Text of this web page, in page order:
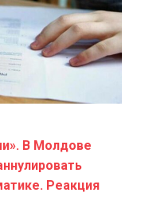
В Молдове
Реакция